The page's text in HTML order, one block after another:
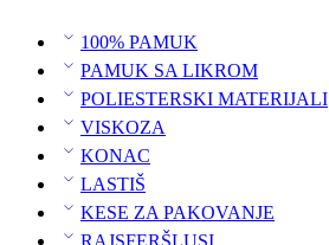
100% PAMUK
PAMUK SA LIKROM
POLIESTERSKI MATERIJALI
VISKOZA
KONAC
LASTIŠ
KESE ZA PAKOVANJE